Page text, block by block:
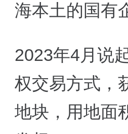
海本土的国有
2023年4月说
权交易方式，
地块，用地面